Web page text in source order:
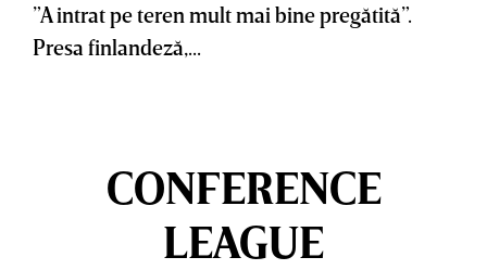
”A intrat pe teren mult mai bine pregătită”.
Presa finlandeză,...
CONFERENCE
LEAGUE